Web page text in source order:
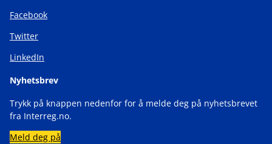
Facebook
Twitter
LinkedIn
Nyhetsbrev
Trykk på knappen nedenfor for å melde deg på nyhetsbrevet
fra Interreg.no.
Meld deg på